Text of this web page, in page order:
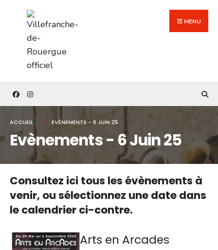
content
MENU
ACCUEIL EVÈNEMENTS - 6 JUIN 25
Evènements - 6 Juin 25
Consultez ici tous les évènements à
venir,ou sélectionnez une date dans
le calendrier ci-contre.
Arts en Arcades
for: